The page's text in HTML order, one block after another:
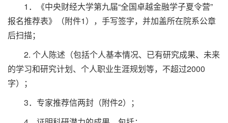
1．《中央财经大学第九届“全国卓越金融学子夏令营”
报名推荐表》（附件1），手写签字，并加盖所在院系公章
后扫描；
2. 个人陈述（包括个人基本情况、已有研究成果、未来
的学习和研究计划、个人职业生涯规划等，不超过2000
字）；
3．专家推荐信两封（附件2）；